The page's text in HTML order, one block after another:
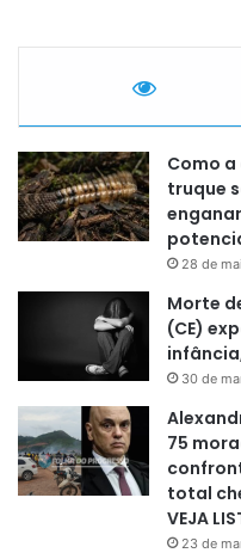
Como
truque
28 de
Morte
(CE)
30 de
75
total
VEJA
23 de